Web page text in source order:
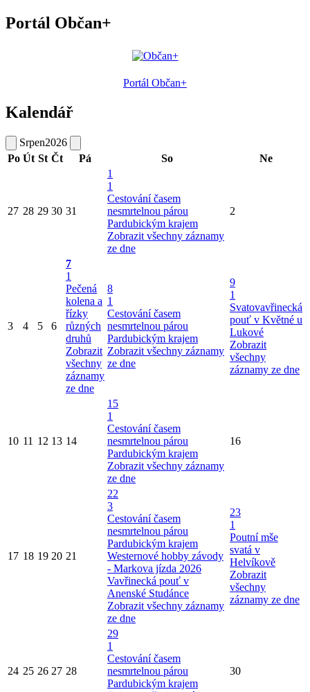
Portál Občan+
Portál Občan+
Kalendář
Srpen2026
Po Út St Čt Pá So Ne
27 28 29 30 31
1
1
Cestování časem
nesmrtelnou párou
Pardubickým krajem
Zobrazit všechny záznamy
ze dne
2
3 4 5 6
7
1
Pečená
kolena a
řízky
různých
druhů
Zobrazit
všechny
záznamy
ze dne
8
1
Cestování časem
nesmrtelnou párou
Pardubickým krajem
Zobrazit všechny záznamy
ze dne
9
1
Svatovavřinecká
pouť v Květné u
Lukové
Zobrazit
všechny
záznamy ze dne
10 11 12 13 14
15
1
Cestování časem
nesmrtelnou párou
Pardubickým krajem
Zobrazit všechny záznamy
ze dne
16
17 18 19 20 21
22
3
Cestování časem
nesmrtelnou párou
Pardubickým krajem
Westernové hobby závody
- Markova jízda 2026
Vavřinecká pouť v
Anenské Studánce
Zobrazit všechny záznamy
ze dne
23
1
Poutní mše
svatá v
Helvíkově
Zobrazit
všechny
záznamy ze dne
24 25 26 27 28
29
1
Cestování časem
nesmrtelnou párou
Pardubickým krajem
30